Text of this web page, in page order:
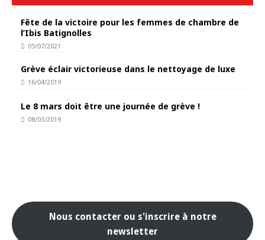
Fête de la victoire pour les femmes de chambre de
l’Ibis Batignolles
05/07/2021
Grève éclair victorieuse dans le nettoyage de luxe
16/04/2019
Le 8 mars doit être une journée de grève !
08/03/2019
Nous contacter ou s'inscrire à notre
newsletter